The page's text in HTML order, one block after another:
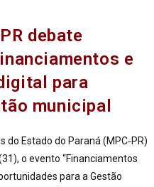
debate
e
para
municipal
do Estado do Paraná (MPC‑PR)
o evento “Financiamentos
para a Gestão